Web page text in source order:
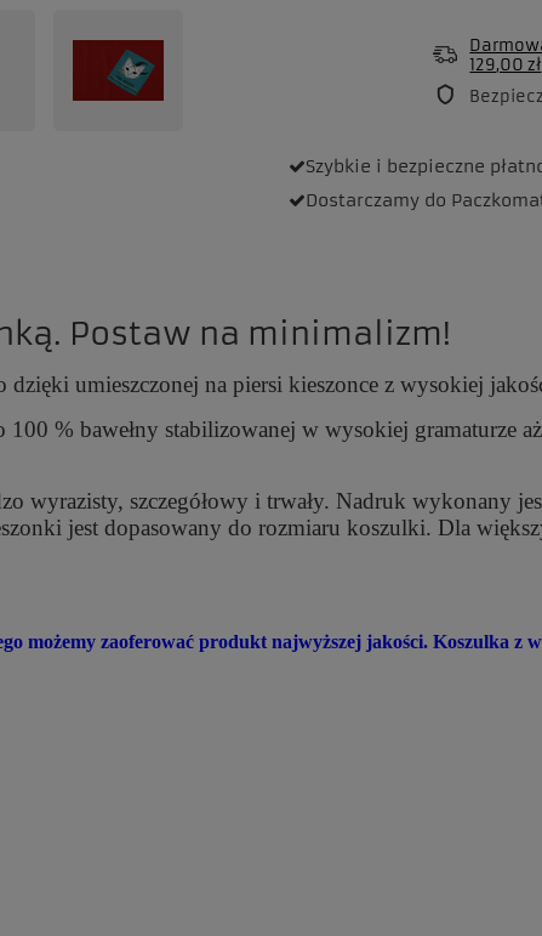
129,00 zł
Szybkie i bezpieczne
Dostarczamy do
Postaw na minimalizm!
umieszczonej na piersi kieszonce z wysokiej
% bawełny stabilizowanej w wysokiej gramaturze
wyrazisty, szczegółowy i trwały. Nadruk wykonany
jest dopasowany do rozmiaru koszulki. Dla
możemy zaoferować produkt najwyższej jakości. Koszulka